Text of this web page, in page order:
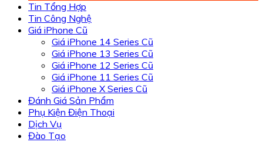
Tin Tổng Hợp
Tin Công Nghệ
Giá iPhone Cũ
Giá iPhone 14 Series Cũ
Giá iPhone 13 Series Cũ
Giá iPhone 12 Series Cũ
Giá iPhone 11 Series Cũ
Giá iPhone X Series Cũ
Đánh Giá Sản Phẩm
Phụ Kiện Điện Thoại
Dịch Vụ
Đào Tạo